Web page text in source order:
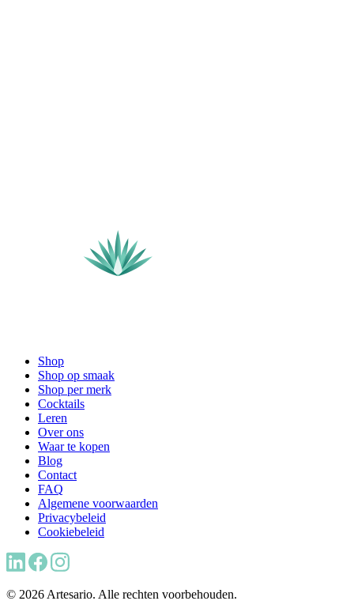
Shop
Shop op smaak
Shop per merk
Cocktails
Leren
Over ons
Waar te kopen
Blog
Contact
FAQ
Algemene voorwaarden
Privacybeleid
Cookiebeleid
© 2026 Artesario. Alle rechten voorbehouden.